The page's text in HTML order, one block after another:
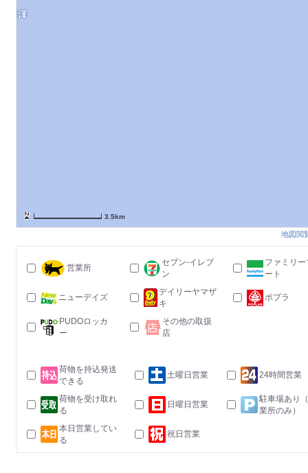
3.5km
地図閲
営業所
セブン-イレブ
ン
ファミリー
ート
ニューデイズ
デイリーヤマザ
キ
ポプラ
PUDOロッカ
ー
その他の取扱
店
荷物を持込発送
できる
土曜日営業 24時間営業
荷物を受け取れ
る
日曜日営業
駐車場あり
業所のみ）
本日営業してい
る
祝日営業